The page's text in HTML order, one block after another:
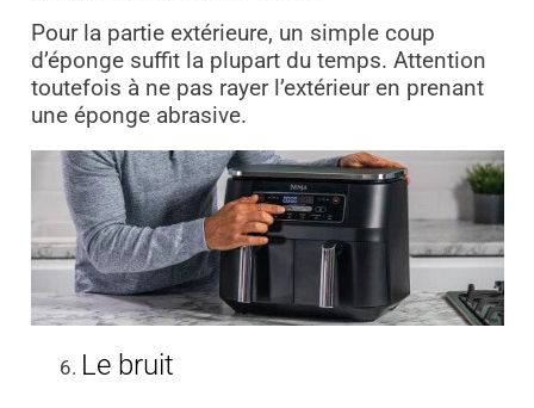
Pour la partie extérieure, un simple coup
d’éponge suffit la plupart du temps. Attention
toutefois à ne pas rayer l’extérieur en prenant
une éponge abrasive.
Le bruit